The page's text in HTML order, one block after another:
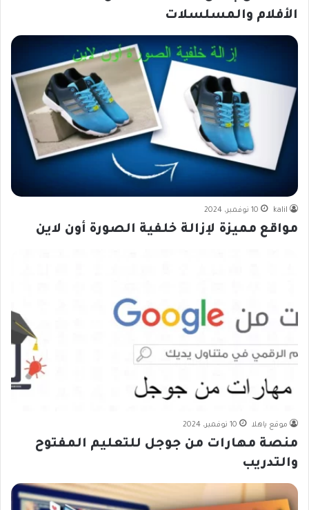
الأفلام والمسلسلات
kalil 10 نوفمبر، 2024
مواقع مميزة لإزالة خلفية الصورة أون لاين
موقع ياهلا 10 نوفمبر، 2024
منصة مهارات من جوجل للتعليم المفتوح
والتدريب